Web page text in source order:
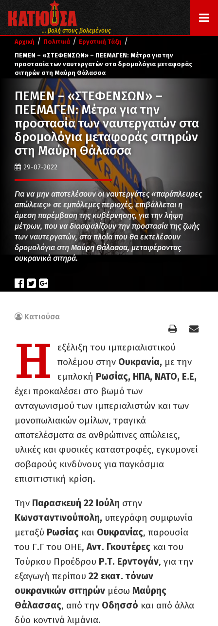
... βολή στους βολεμένους
Αρχική / Πολιτικά / Εργατική Τάξη /
ΠΕΜΕΝ – «ΣΤΕΦΕΝΣΩΝ» – ΠΕΕΜΑΓΕΝ: Μέτρα για την
προστασία των ναυτεργατών στα δρομολόγια μεταφοράς
σιτηρών στη Μαύρη Θάλασσα
ΠΕΜΕΝ – «ΣΤΕΦΕΝΣΩΝ» –
ΠΕΕΜΑΓΕΝ: Μέτρα για την
προστασία των ναυτεργατών στα
δρομολόγια μεταφοράς σιτηρών
στη Μαύρη Θάλασσα
29-07-2022
Για να μην αποτελέσουν οι ναυτεργάτες «παράπλευρες
απώλειες» σε εμπόλεμες περιοχές, επιβάλλεται η
άμεση παρέμβαση της κυβέρνησης, για την λήψη
μέτρων, που να διασφαλίζουν την προστασία της ζωής
των ναυτεργατών, στα πλοία που θα εκτελέσουν
δρομολόγια στη Μαύρη Θάλασσα, μεταφέροντας
ουκρανικά σιτηρά.
Κατιούσα
Η
εξέλιξη του ιμπεριαλιστικού
πολέμου στην Ουκρανία, με την
εμπλοκή Ρωσίας, ΗΠΑ, ΝΑΤΟ, Ε.Ε,
έχει προκαλέσει στο βωμό των
ανταγωνισμού των ιμπεριαλιστών και των
μονοπωλιακών ομίλων, τραγικά
αποτελέσματα σε ανθρώπινες απώλειες,
υλικές και φυσικές καταστροφές, εγκυμονεί
σοβαρούς κινδύνους για παγκόσμια
επισιτιστική κρίση.
Την Παρασκευή 22 Ιούλη στην
Κωνσταντινούπολη, υπεγράφη συμφωνία
μεταξύ Ρωσίας και Ουκρανίας, παρουσία
του Γ.Γ του ΟΗΕ, Αντ. Γκουτέρες και του
Τούρκου Προέδρου Ρ.Τ. Ερντογάν, για την
εξαγωγή περίπου 22 εκατ. τόνων
ουκρανικών σιτηρών μέσω Μαύρης
Θάλασσας, από την Οδησσό και από άλλα
δύο κοντινά λιμάνια.